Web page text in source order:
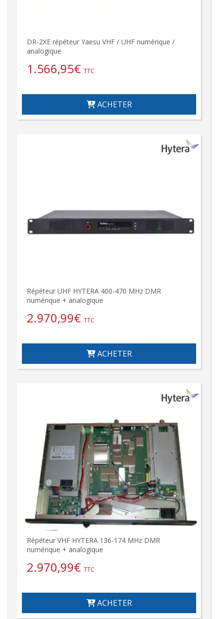
DR-2XE répéteur Yaesu VHF / UHF numérique /
analogique
1.566,95€ TTC
ACHETER
Répéteur UHF HYTERA 400-470 MHz DMR
numérique + analogique
2.970,99€ TTC
ACHETER
Répéteur VHF HYTERA 136-174 MHz DMR
numérique + analogique
2.970,99€ TTC
ACHETER